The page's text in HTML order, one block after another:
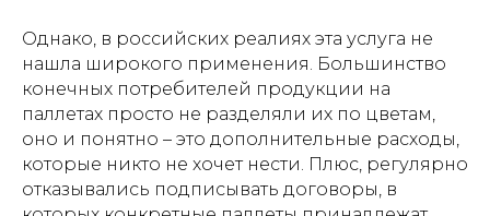
Однако, в российских реалиях эта услуга не
нашла широкого применения. Большинство
конечных потребителей продукции на
паллетах просто не разделяли их по цветам,
оно и понятно – это дополнительные расходы,
которые никто не хочет нести. Плюс, регулярно
отказывались подписывать договоры, в